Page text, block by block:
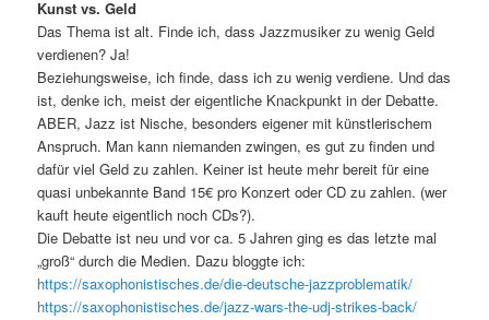
Kunst vs. Geld
Das Thema ist alt. Finde ich, dass Jazzmusiker zu wenig Geld
verdienen? Ja!
Beziehungsweise, ich finde, dass ich zu wenig verdiene. Und das
ist, denke ich, meist der eigentliche Knackpunkt in der Debatte.
ABER, Jazz ist Nische, besonders eigener mit künstlerischem
Anspruch. Man kann niemanden zwingen, es gut zu finden und
dafür viel Geld zu zahlen. Keiner ist heute mehr bereit für eine
quasi unbekannte Band 15€ pro Konzert oder CD zu zahlen. (wer
kauft heute eigentlich noch CDs?).
Die Debatte ist neu und vor ca. 5 Jahren ging es das letzte mal
„groß“ durch die Medien. Dazu bloggte ich:
https://saxophonistisches.de/die-deutsche-jazzproblematik/
https://saxophonistisches.de/jazz-wars-the-udj-strikes-back/